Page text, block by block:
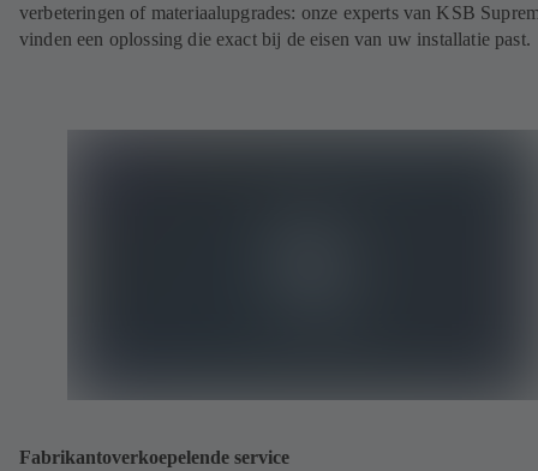
verbeteringen of materiaalupgrades: onze experts van KSB
vinden een oplossing die exact bij de eisen van uw installatie past.
Fabrikantoverkoepelende service